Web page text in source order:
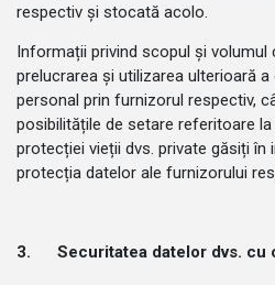
respectiv și stocată acolo.
Informații privind scopul și volumul
prelucrarea și utilizarea ulterioară
personal prin furnizorul respectiv,
posibilitățile de setare referitoare
protecției vieții dvs. private găsiți
protecția datelor ale furnizorului
3. Securitatea datelor dvs. cu